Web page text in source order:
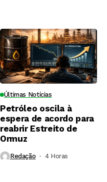
Últimas Notícias
Petróleo oscila à
espera de acordo para
reabrir Estreito de
Ormuz
Redação 4 Horas ⁮